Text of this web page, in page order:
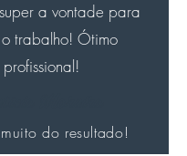
a vontade para
trabalho! Ótimo
profissional!
do resultado!